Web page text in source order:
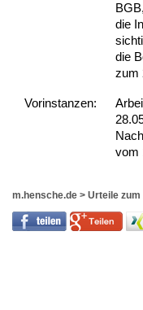
die
die
zum
Vor­ins­tan­zen:
vom
m.hensche.de > Urteile